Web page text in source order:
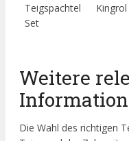
Teigspachtel
Set
Kingrol
Weitere
Die Wahl des richtigen